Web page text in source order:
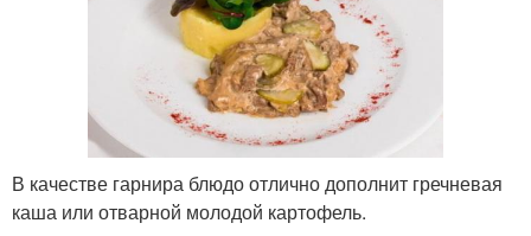
В качестве гарнира блюдо отлично дополнит гречневая
каша или отварной молодой картофель.